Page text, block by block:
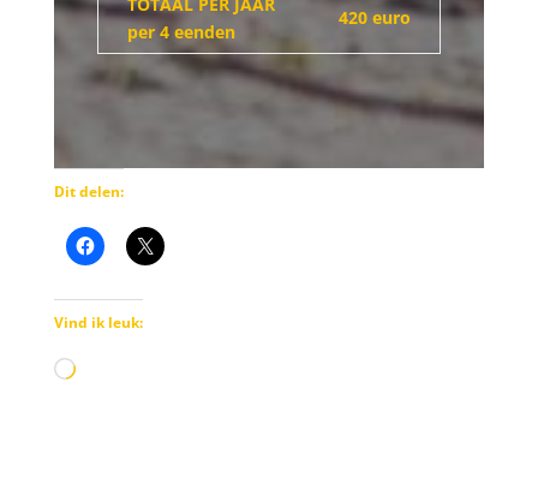
TOTAAL PER JAAR
per 4 eenden
420 euro
Dit delen:
Vind ik leuk:
Aan